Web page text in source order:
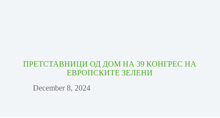
ПРЕТСТАВНИЦИ ОД ДОМ НА 39 КОНГРЕС НА
ЕВРОПСКИТЕ ЗЕЛЕНИ
December 8, 2024